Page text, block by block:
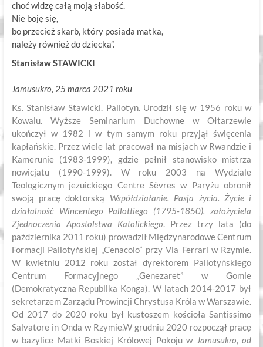
choć widzę całą moją słabość.
Nie boję się,
bo przecież skarb, który posiada matka,
należy również do dziecka”.
Stanisław STAWICKI
Jamusukro, 25 marca 2021 roku
Ks. Stanisław Stawicki. Pallotyn. Urodził się w 1956 roku w
Kowalu. Wyższe Seminarium Duchowne w Ołtarzewie
ukończył w 1982 i w tym samym roku przyjął święcenia
kapłańskie. Przez wiele lat pracował na misjach w Rwandzie i
Kamerunie (1983-1999), gdzie pełnił stanowisko mistrza
nowicjatu (1990-1999). W roku 2003 na Wydziale
Teologicznym jezuickiego Centre Sèvres w Paryżu obronił
swoją pracę doktorską Współdziałanie. Pasja życia. Życie i
działalność Wincentego Pallottiego (1795-1850), założyciela
Zjednoczenia Apostolstwa Katolickiego. Przez trzy lata (do
października 2011 roku) prowadził Międzynarodowe Centrum
Formacji Pallotyńskiej „Cenacolo” przy Via Ferrari w Rzymie.
W kwietniu 2012 roku został dyrektorem Pallotyńskiego
Centrum Formacyjnego „Genezaret” w Gomie
(Demokratyczna Republika Konga). W latach 2014-2017 był
sekretarzem Zarządu Prowincji Chrystusa Króla w Warszawie.
Od 2017 do 2020 roku był kustoszem kościoła Santissimo
Salvatore in Onda w Rzymie.W grudniu 2020 rozpoczął pracę
w bazylice Matki Boskiej Królowej Pokoju w Jamusukro, od